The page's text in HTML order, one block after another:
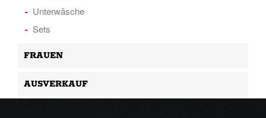
Unterwäsche
Sets
FRAUEN
AUSVERKAUF